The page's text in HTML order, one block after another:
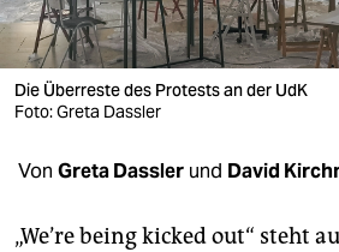
veranstaltungen
shop
fragen & hilfe
unterstützen
abo
Die Überreste des Protests an der UdK
Foto: Greta Dassler
Von Greta Dassler und David
„We’re being kicked out“ steht